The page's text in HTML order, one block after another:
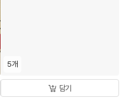
5개
담기